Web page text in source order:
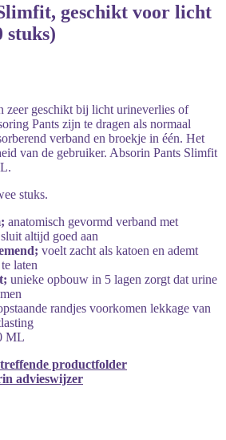
geschikt voor licht
stuks)
zeer geschikt bij licht urineverlies of
Pants zijn te dragen als normaal
verband en broekje in één. Het
van de gebruiker. Absorin Pants Slimfit
stuks.
anatomisch gevormd verband met
altijd goed aan
voelt zacht als katoen en ademt
laten
unieke opbouw in 5 lagen zorgt dat urine
randjes voorkomen lekkage van
ML
productfolder
advieswijzer